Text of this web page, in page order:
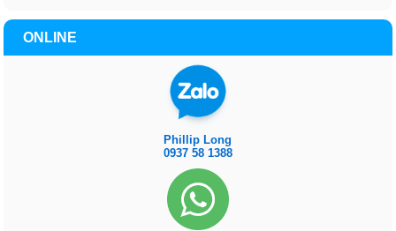
ONLINE
Phillip Long
0937 58 1388